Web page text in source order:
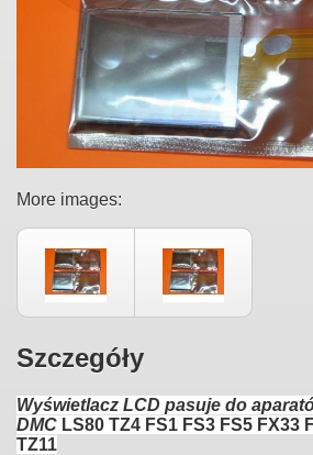
More images:
Szczegóły
Wyświetlacz LCD pasuje do
DMC LS80 TZ4 FS1 FS3 FS5 FX33
TZ11